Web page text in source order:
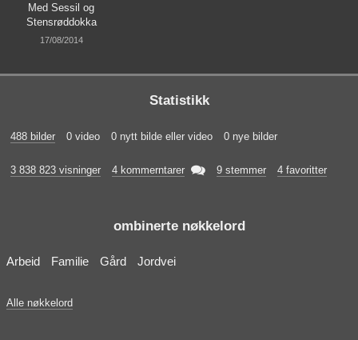
Med Sessil og
Stensrøddokka
17/08/2014
Statistikk
488 bilder 0 video 0 nytt bilde eller video 0 nye bilder
3 838 823 visninger 4 kommerntarer  9 stemmer 4 favoritter
ombinerte nøkkelord
Arbeid Familie Gård Jordvei
Alle nøkkelord